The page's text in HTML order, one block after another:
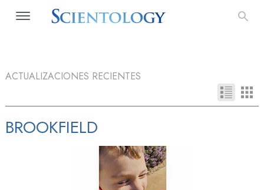
ACTUALIZACIONES RECIENTES
BROOKFIELD